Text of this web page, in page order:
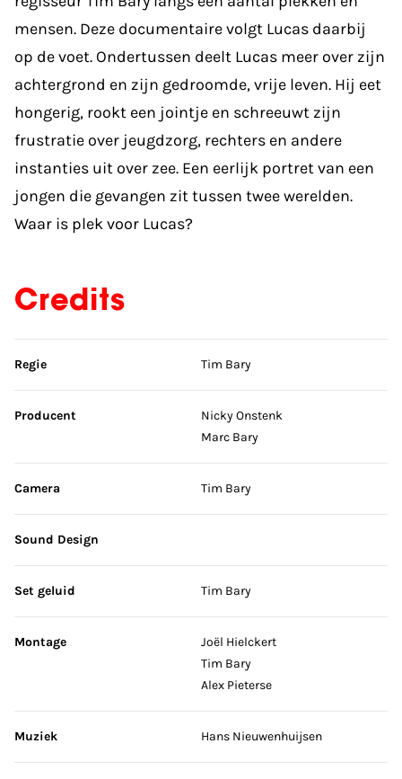
mensen. Deze documentaire volgt Lucas daarbij
op de voet. Ondertussen deelt Lucas meer over zijn
achtergrond en zijn gedroomde, vrije leven. Hij eet
hongerig, rookt een jointje en schreeuwt zijn
frustratie over jeugdzorg, rechters en andere
instanties uit over zee. Een eerlijk portret van een
jongen die gevangen zit tussen twee werelden.
Waar is plek voor Lucas?
Credits
Sla credits over
Regie Tim Bary
Producent
Nicky Onstenk
Marc Bary
Camera Tim Bary
Sound Design
Set geluid Tim Bary
Montage
Joël Hielckert
Tim Bary
Alex Pieterse
Muziek Hans Nieuwenhuijsen